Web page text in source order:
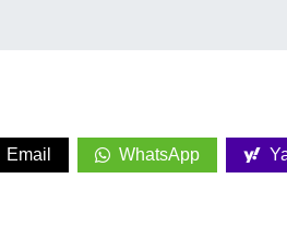
Email WhatsApp